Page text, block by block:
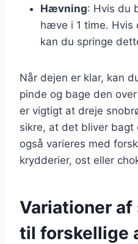
Hævning: Hvis du
hæve i 1 time. Hvis
kan du springe
Når dejen er klar, kan
pinde og bage den
er vigtigt at dreje
sikre, at det bliver bagt
også varieres med
krydderier, ost eller
Variationer
til forskellige